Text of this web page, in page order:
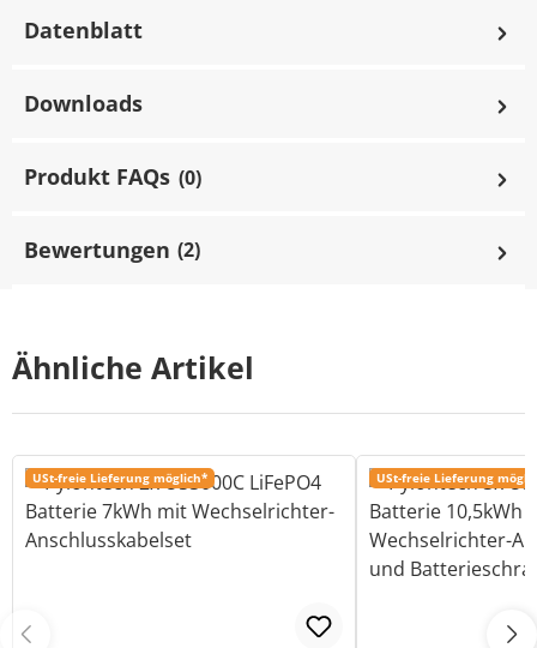
Ähnliche Artikel
USt-freie Lieferung möglich* USt-freie Lieferung
Datenblatt
Downloads
Produkt FAQs (0)
Bewertungen (2)